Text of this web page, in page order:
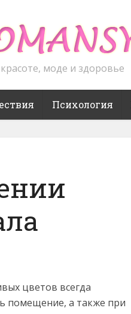
моде и здоровье
Психология
цветов всегда
помещение, а также при